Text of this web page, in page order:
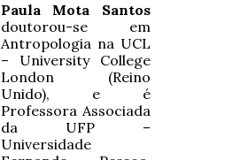
Paula Mota Santos
doutorou-se em
Antropologia na UCL
– University College
London (Reino
Unido), e é
Professora Associada
da UFP –
Universidade